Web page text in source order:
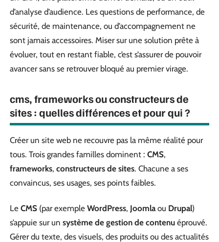
d’analyse d’audience. Les questions de performance, de
sécurité, de maintenance, ou d’accompagnement ne
sont jamais accessoires. Miser sur une solution prête à
évoluer, tout en restant fiable, c’est s’assurer de pouvoir
avancer sans se retrouver bloqué au premier virage.
cms, frameworks ou constructeurs de
sites : quelles différences et pour qui ?
Créer un site web ne recouvre pas la même réalité pour
tous. Trois grandes familles dominent : CMS,
frameworks, constructeurs de sites. Chacune a ses
convaincus, ses usages, ses points faibles.
Le CMS (par exemple WordPress, Joomlaou Drupal)
s’appuie sur un système de gestion de contenu éprouvé.
Gérer du texte, des visuels, des produits ou des actualités